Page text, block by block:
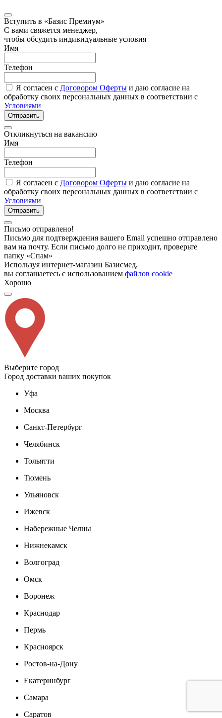
Вступить в «Базис Премиум»
С вами свяжется менеджер,
чтобы обсудить индивидуальные условия
Имя
Телефон
Я согласен с Договором Оферты и даю согласие на
обработку своих персональных данных в соответствии с
Условиями
Отправить
Откликнуться на вакансию
Имя
Телефон
Я согласен с Договором Оферты и даю согласие на
обработку своих персональных данных в соответствии с
Условиями
Отправить
Письмо отправлено!
Письмо для подтверждения вашего Email успешно отправлено
вам на почту. Если письмо долго не приходит, проверьте
папку «Спам»
Используя интернет-магазин Базисмед,
вы соглашаетесь с использованием файлов cookie
Хорошо
Выберите город
Город доставки ваших покупок
Уфа
Москва
Санкт-Петербург
Челябинск
Тольятти
Тюмень
Ульяновск
Ижевск
Набережные Челны
Нижнекамск
Волгоград
Омск
Воронеж
Краснодар
Пермь
Красноярск
Ростов-на-Дону
Екатеринбург
Самара
Саратов